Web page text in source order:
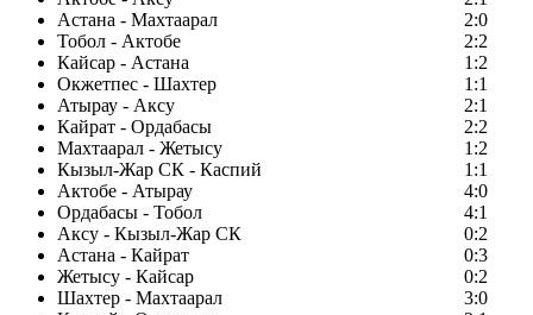
Астана - Махтаарал
2:0
Тобол - Актобе
2:2
Кайсар - Астана
1:2
Окжетпес - Шахтер
1:1
Атырау - Аксу
2:1
Кайрат - Ордабасы
2:2
Махтаарал - Жетысу
1:2
Кызыл-Жар СК - Каспий
1:1
Актобе - Атырау
4:0
Ордабасы - Тобол
4:1
Аксу - Кызыл-Жар СК
0:2
Астана - Кайрат
0:3
Жетысу - Кайсар
0:2
Шахтер - Махтаарал
3:0